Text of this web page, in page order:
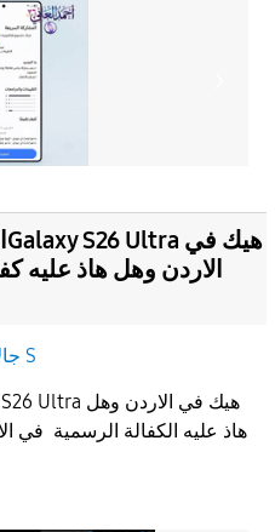
الاردن وهل هاذ عليه
جالاكسى S
هاذ عليه الكفالة الرسمية في